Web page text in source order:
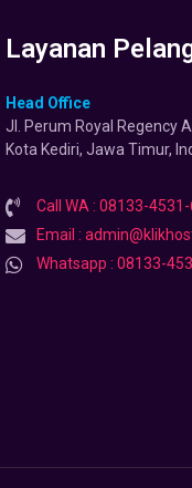
Layanan
Head Office
Jl. Perum Royal Regency
Kota Kediri, Jawa Timur,
Call WA : 08133-
Email :
Whatsapp : 08133-